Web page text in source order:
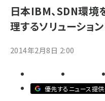
加藤銘のチーム貢
iot女子会 (2295)
genai (1494)
日本IBM、SDN環境
理するソリューショ
2014年2月8日 2:00
優先するニュース提